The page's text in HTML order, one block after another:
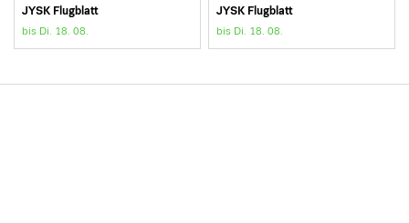
JYSK Flugblatt
bis Di. 18. 08.
JYSK Flugblatt
bis Di. 18. 08.